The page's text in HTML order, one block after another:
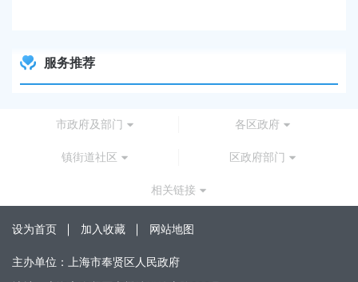
服务推荐
市政府及部门 各区政府
镇街道社区 区政府部门
相关链接
设为首页 加入收藏 网站地图
主办单位：上海市奉贤区人民政府